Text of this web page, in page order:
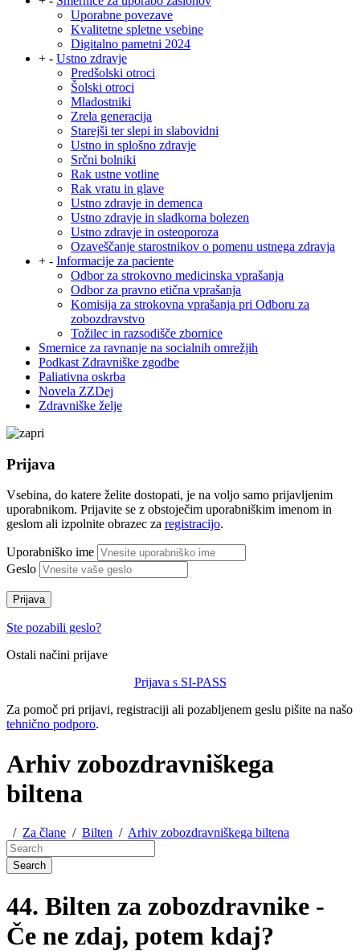
Uporabne povezave
Kvalitetne spletne vsebine
Digitalno pametni 2024
+ - Ustno zdravje
Predšolski otroci
Šolski otroci
Mladostniki
Zrela generacija
Starejši ter slepi in slabovidni
Ustno in splošno zdravje
Srčni bolniki
Rak ustne votline
Rak vratu in glave
Ustno zdravje in demenca
Ustno zdravje in sladkorna bolezen
Ustno zdravje in osteoporoza
Ozaveščanje starostnikov o pomenu ustnega zdravja
+ - Informacije za paciente
Odbor za strokovno medicinska vprašanja
Odbor za pravno etična vprašanja
Komisija za strokovna vprašanja pri Odboru za
zobozdravstvo
Tožilec in razsodišče zbornice
Smernice za ravnanje na socialnih omrežjih
Podkast Zdravniške zgodbe
Paliativna oskrba
Novela ZZDej
Zdravniške želje
Prijava
Vsebina, do katere želite dostopati, je na voljo samo prijavljenim
uporabnikom. Prijavite se z obstoječim uporabniškim imenom in
geslom ali izpolnite obrazec za registracijo.
Uporabniško ime
Geslo
Prijava
Ste pozabili geslo?
Ostali načini prijave
Prijava s SI-PASS
Za pomoč pri prijavi, registraciji ali pozabljenem geslu pišite na našo
tehnično podporo.
Arhiv zobozdravniškega
biltena
/ Za člane / Bilten / Arhiv zobozdravniškega biltena
Search
44. Bilten za zobozdravnike -
Če ne zdaj, potem kdaj?